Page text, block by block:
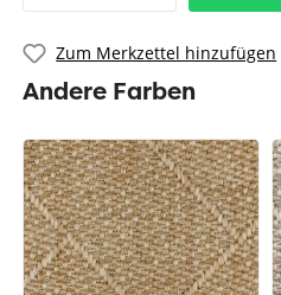
Zum Merkzettel hinzufügen
Andere Farben